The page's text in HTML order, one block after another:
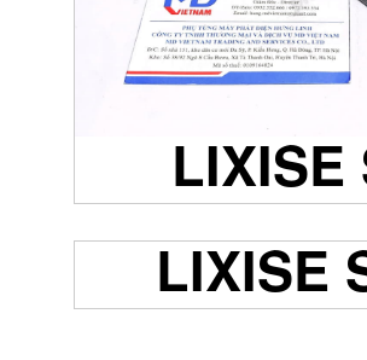
LIXISE
LIXISE